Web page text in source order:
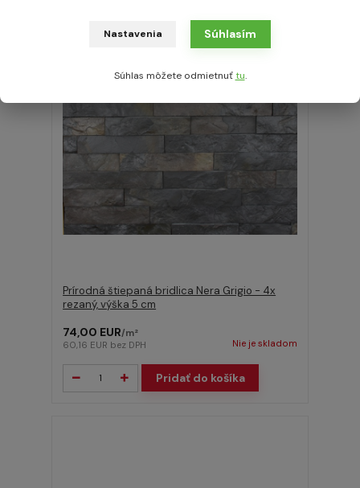
Prírodná štiepaná bridlica Nera Grigio - 4x
rezaný, výška 5 cm
74,00 EUR/m²
60,16 EUR bez DPH Nie je skladom
Pridať do košíka
Nastavenia Súhlasím
Súhlas môžete odmietnuťtu.